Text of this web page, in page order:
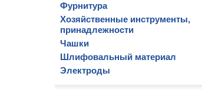
Фурнитура
Хозяйственные инструменты,
принадлежности
Чашки
Шлифовальный материал
Электроды